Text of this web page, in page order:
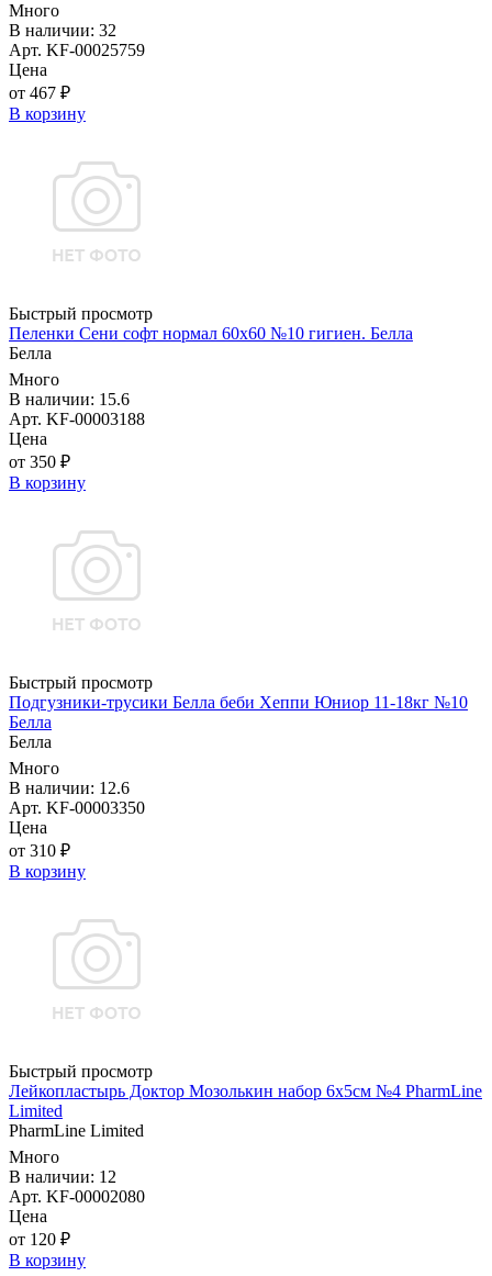
Много
В наличии: 32
Арт. KF-00025759
Цена
от 467 ₽
В корзину
Быстрый просмотр
Пеленки Сени софт нормал 60х60 №10 гигиен. Белла
Белла
Много
В наличии: 15.6
Арт. KF-00003188
Цена
от 350 ₽
В корзину
Быстрый просмотр
Подгузники-трусики Белла беби Хеппи Юниор 11-18кг №10
Белла
Белла
Много
В наличии: 12.6
Арт. KF-00003350
Цена
от 310 ₽
В корзину
Быстрый просмотр
Лейкопластырь Доктор Мозолькин набор 6х5см №4 PharmLine
Limited
PharmLine Limited
Много
В наличии: 12
Арт. KF-00002080
Цена
от 120 ₽
В корзину